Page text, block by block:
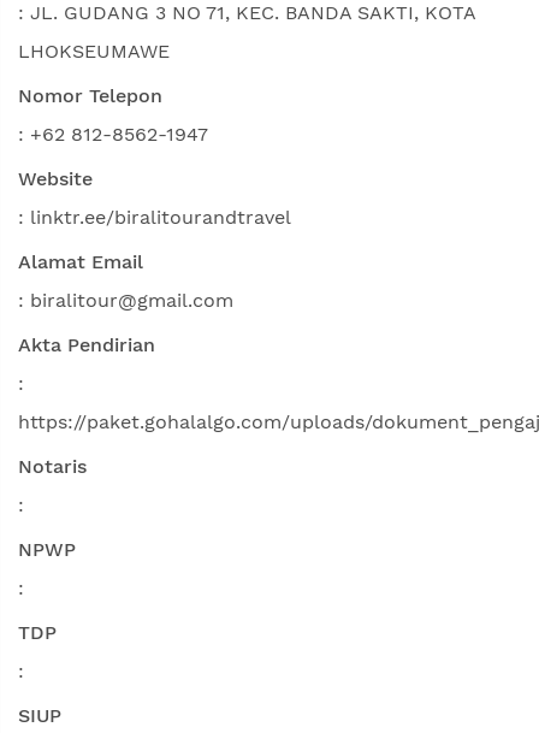
: JL. GUDANG 3 NO 71, KEC. BANDA SAKTI, KOTA
LHOKSEUMAWE
Nomor Telepon
: +62 812-8562-1947
Website
: linktr.ee/biralitourandtravel
Alamat Email
: biralitour@gmail.com
Akta Pendirian
:
https://paket.gohalalgo.com/uploads/
Notaris
:
NPWP
:
TDP
:
SIUP